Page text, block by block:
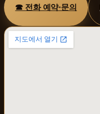
☎ 전화 예약·문의